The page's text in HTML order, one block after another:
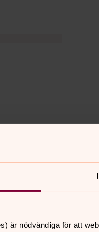
är nödvändiga för att